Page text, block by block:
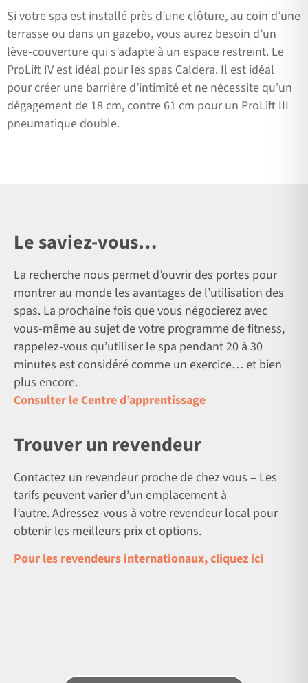
Si votre spa est installé près d’une clôture, au coin d’une
terrasse ou dans un gazebo, vous aurez besoin d’un
lève-couverture qui s’adapte à un espace restreint. Le
ProLift IV est idéal pour les spas Caldera. Il est idéal
pour créer une barrière d’intimité et ne nécessite qu’un
dégagement de 18 cm, contre 61 cm pour un ProLift III
pneumatique double.
Le saviez-vous…
La recherche nous permet d’ouvrir des portes pour
montrer au monde les avantages de l’utilisation des
spas. La prochaine fois que vous négocierez avec
vous-même au sujet de votre programme de fitness,
rappelez-vous qu’utiliser le spa pendant 20 à 30
minutes est considéré comme un exercice… et bien
plus encore.
Consulter le Centre d’apprentissage
Trouver un revendeur
Contactez un revendeur proche de chez vous – Les
tarifs peuvent varier d’un emplacement à
l’autre. Adressez-vous à votre revendeur local pour
obtenir les meilleurs prix et options.
Pour les revendeurs internationaux, cliquez ici